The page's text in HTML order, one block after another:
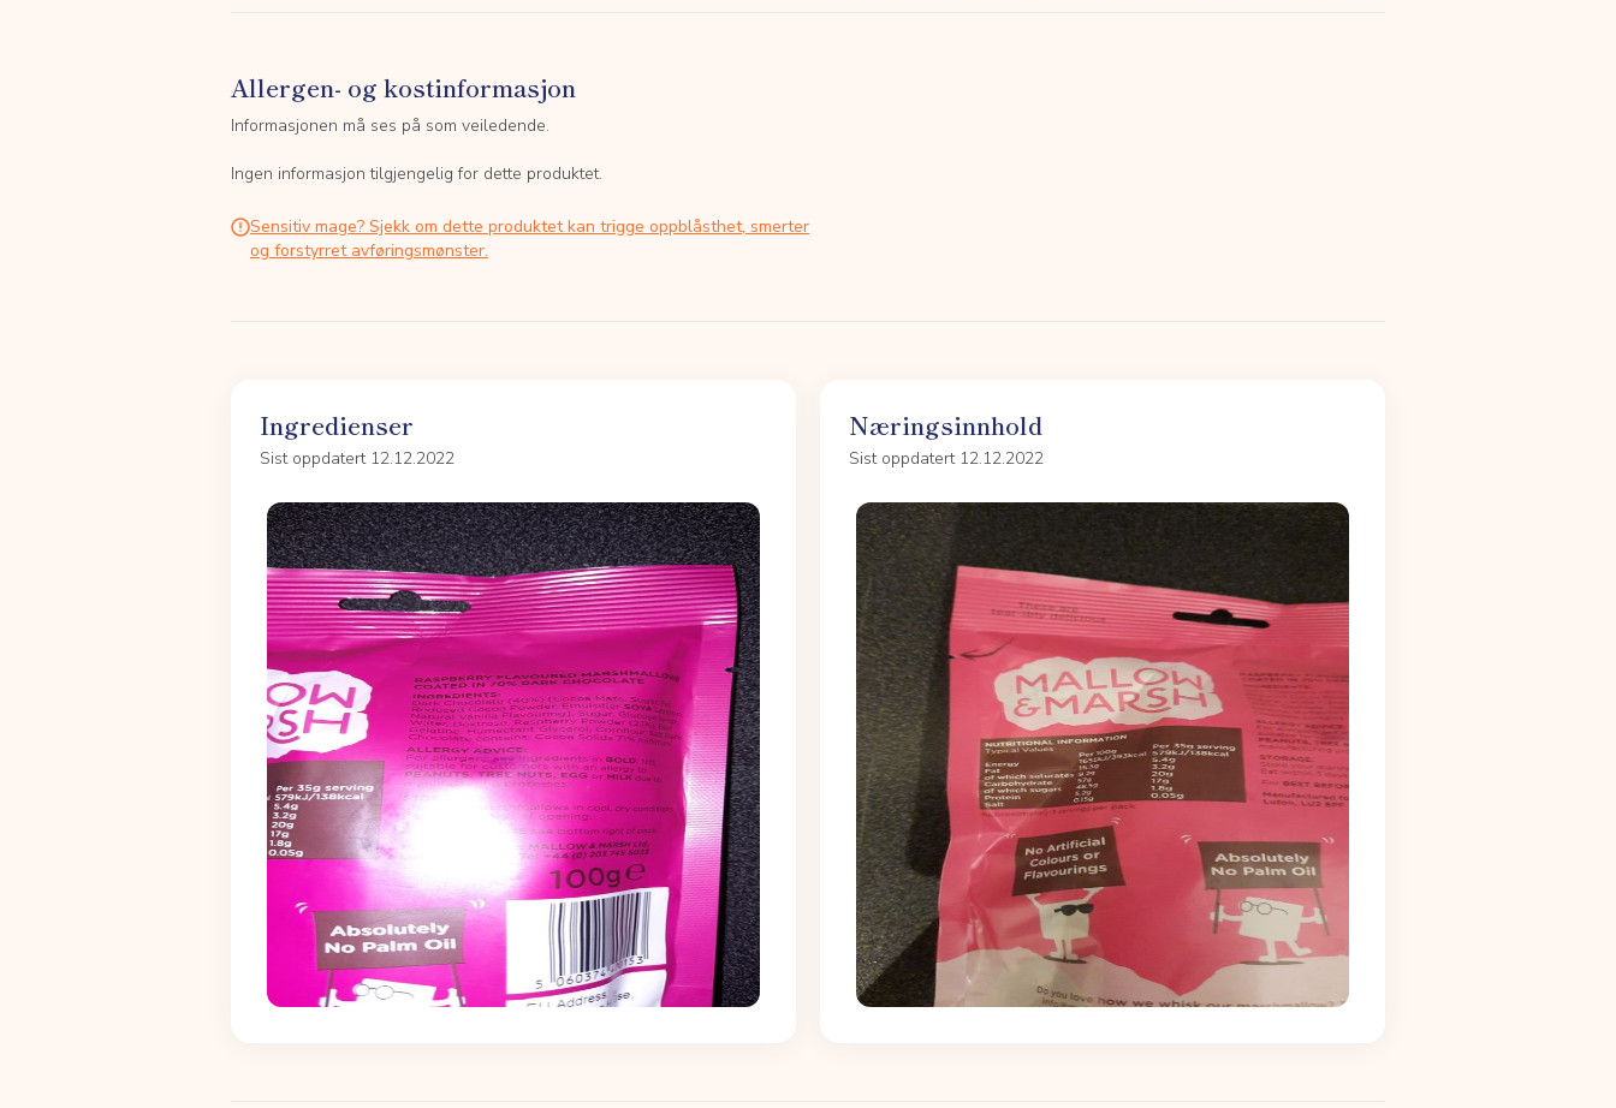
Allergen- og kostinformasjon
Informasjonen må ses på som veiledende.
Ingen informasjon tilgjengelig for dette produktet.
Sensitiv mage? Sjekk om dette produktet kan trigge oppblåsthet, smerter
og forstyrret avføringsmønster.
Ingredienser
Sist oppdatert 12.12.2022
Næringsinnhold
Sist oppdatert 12.12.2022